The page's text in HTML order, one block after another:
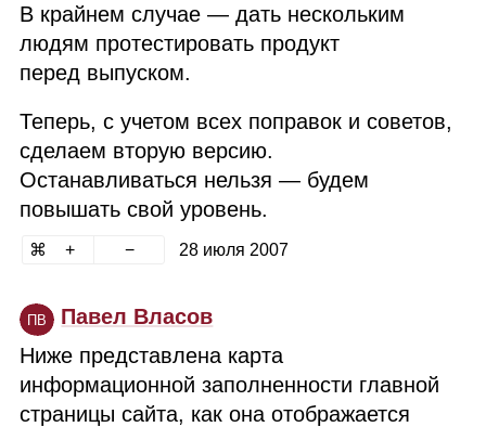
В крайнем случае — дать нескольким
людям протестировать продукт
перед выпуском.
Теперь, с учетом всех поправок и советов,
сделаем вторую версию.
Останавливаться нельзя — будем
повышать свой уровень.
28 июля 2007
ПВ
Павел Власов
Ниже представлена карта
информационной заполненности главной
страницы сайта, как она отображается